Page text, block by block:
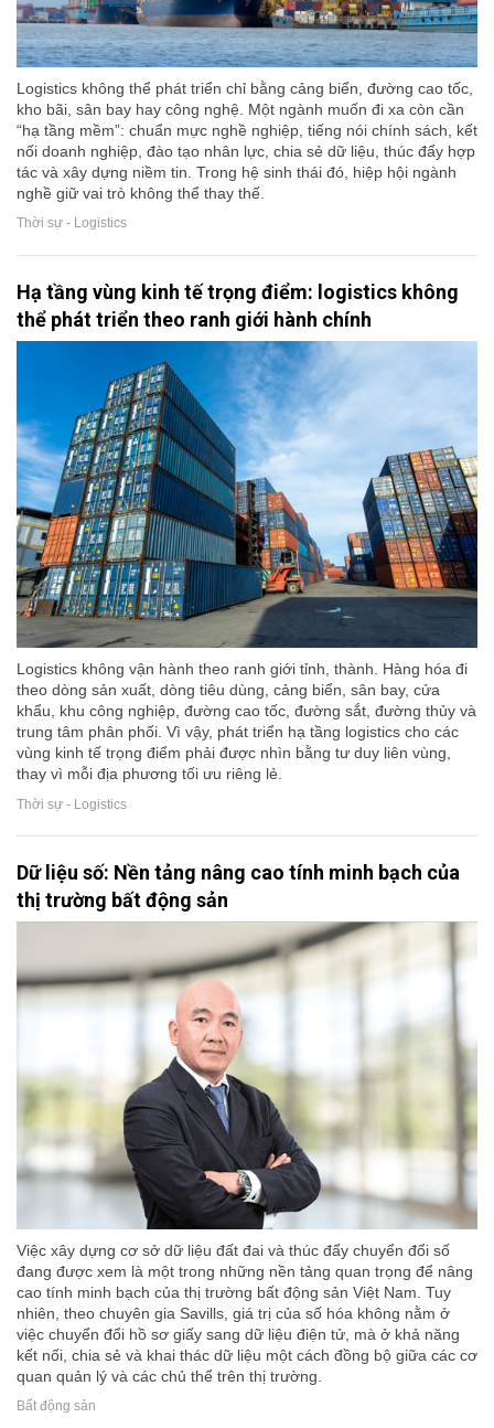
Logistics không thể phát triển chỉ bằng cảng biển, đường cao tốc,
kho bãi, sân bay hay công nghệ. Một ngành muốn đi xa còn cần
“hạ tầng mềm”: chuẩn mực nghề nghiệp, tiếng nói chính sách, kết
nối doanh nghiệp, đào tạo nhân lực, chia sẻ dữ liệu, thúc đẩy hợp
tác và xây dựng niềm tin. Trong hệ sinh thái đó, hiệp hội ngành
nghề giữ vai trò không thể thay thế.
Thời sự - Logistics
Hạ tầng vùng kinh tế trọng điểm: logistics không
thể phát triển theo ranh giới hành chính
Logistics không vận hành theo ranh giới tỉnh, thành. Hàng hóa đi
theo dòng sản xuất, dòng tiêu dùng, cảng biển, sân bay, cửa
khẩu, khu công nghiệp, đường cao tốc, đường sắt, đường thủy và
trung tâm phân phối. Vì vậy, phát triển hạ tầng logistics cho các
vùng kinh tế trọng điểm phải được nhìn bằng tư duy liên vùng,
thay vì mỗi địa phương tối ưu riêng lẻ.
Thời sự - Logistics
Dữ liệu số: Nền tảng nâng cao tính minh bạch của
thị trường bất động sản
Việc xây dựng cơ sở dữ liệu đất đai và thúc đẩy chuyển đổi số
đang được xem là một trong những nền tảng quan trọng để nâng
cao tính minh bạch của thị trường bất động sản Việt Nam. Tuy
nhiên, theo chuyên gia Savills, giá trị của số hóa không nằm ở
việc chuyển đổi hồ sơ giấy sang dữ liệu điện tử, mà ở khả năng
kết nối, chia sẻ và khai thác dữ liệu một cách đồng bộ giữa các cơ
quan quản lý và các chủ thể trên thị trường.
Bất động sản